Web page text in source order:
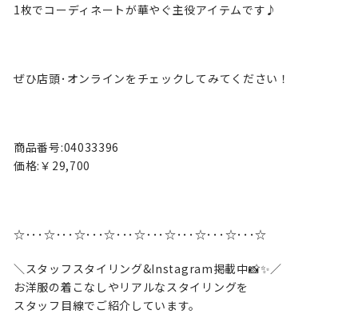
1枚でコーディネートが華やぐ主役アイテムです♪
ぜひ店頭･オンラインをチェックしてみてください！
商品番号:04033396
価格:￥29,700
☆･･･☆･･･☆･･･☆･･･☆･･･☆･･･☆･･･☆･･･☆
＼スタッフスタイリング&Instagram掲載中📸✨／
お洋服の着こなしやリアルなスタイリングを
スタッフ目線でご紹介しています。